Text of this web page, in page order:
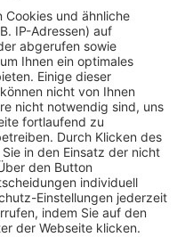
Webinaren und
Unter anderem
2026 eine 18teilige KI-
ReiseVerband mit
Schweiz (Kooperation mit
er z.B. für Österreich
City Center
und auch für den
Für den Deutschen
2024 in Tunesien KI-
durch. Aus diesen
Erfahrungen mit,